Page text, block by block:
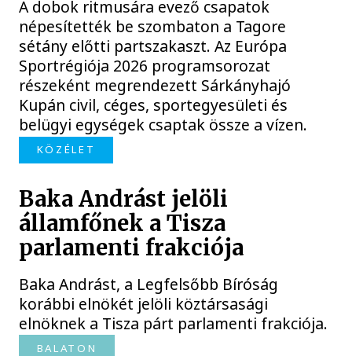
A dobok ritmusára evező csapatok
népesítették be szombaton a Tagore
sétány előtti partszakaszt. Az Európa
Sportrégiója 2026 programsorozat
részeként megrendezett Sárkányhajó
Kupán civil, céges, sportegyesületi és
belügyi egységek csaptak össze a vízen.
KÖZÉLET
Baka Andrást jelöli
államfőnek a Tisza
parlamenti frakciója
Baka Andrást, a Legfelsőbb Bíróság
korábbi elnökét jelöli köztársasági
elnöknek a Tisza párt parlamenti frakciója.
BALATON